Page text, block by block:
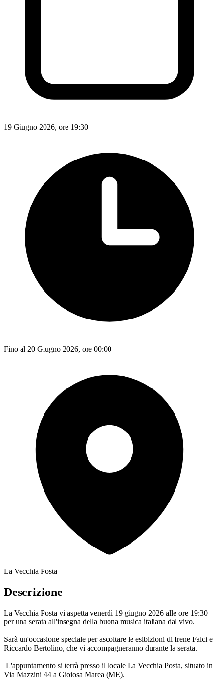
19 Giugno 2026, ore 19:30
Fino al 20 Giugno 2026, ore 00:00
La Vecchia Posta
Descrizione
La Vecchia Posta vi aspetta venerdì 19 giugno 2026 alle ore 19:30
per una serata all'insegna della buona musica italiana dal vivo.
Sarà un'occasione speciale per ascoltare le esibizioni di Irene Falci e
Riccardo Bertolino, che vi accompagneranno durante la serata.
L'appuntamento si terrà presso il locale La Vecchia Posta, situato in
Via Mazzini 44 a Gioiosa Marea (ME).